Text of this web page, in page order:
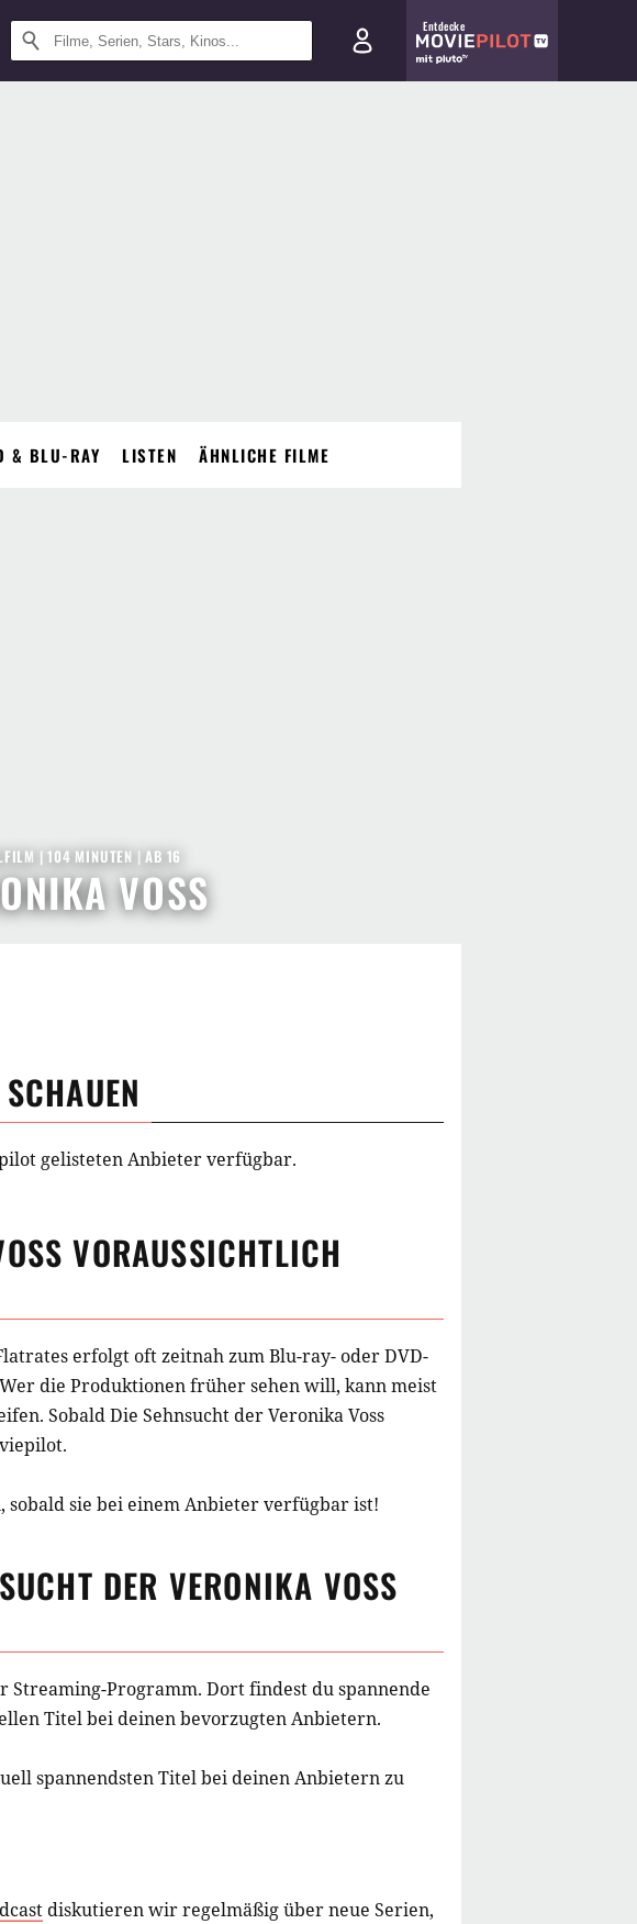
Entdecke
& BLU-RAY LISTEN ÄHNLICHE FILME
VOSS
| 104 MINUTEN |AB 16
gelisteten Anbieter verfügbar.
VORAUSSICHTLICH
erfolgt oft zeitnah zum Blu-ray- oder DVD-
die Produktionen früher sehen will, kann meist
SobaldDie Sehnsucht der Veronika Voss
sie bei einem Anbieter verfügbar ist!
DER VERONIKA VOSS
Streaming-Programm. Dort findest du spannende
Titel bei deinen bevorzugten Anbietern.
spannendsten Titel bei deinen Anbietern zu
diskutieren wir regelmäßig über neue Serien,